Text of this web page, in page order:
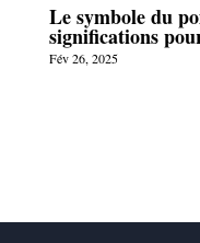
Le symbole du
significations
Fév 26, 2025